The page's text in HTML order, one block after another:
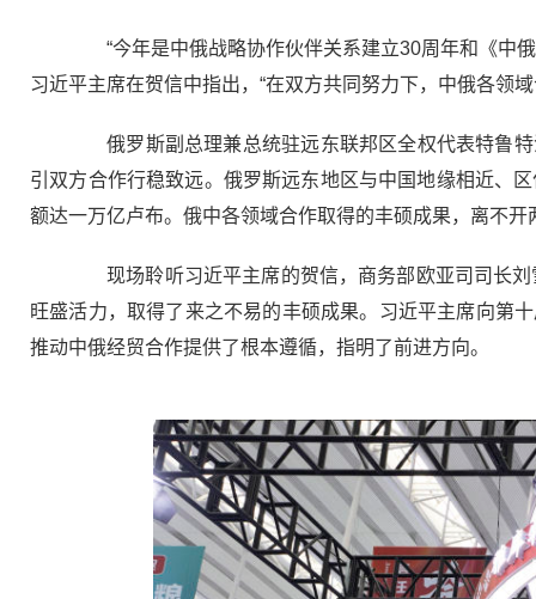
“今年是中俄战略协作伙伴关系建立30周年和《中俄
习近平主席在贺信中指出，“在双方共同努力下，中俄各领
俄罗斯副总理兼总统驻远东联邦区全权代表特鲁特
引双方合作行稳致远。俄罗斯远东地区与中国地缘相近、
额达一万亿卢布。俄中各领域合作取得的丰硕成果，离不
现场聆听习近平主席的贺信，商务部欧亚司司长刘
旺盛活力，取得了来之不易的丰硕成果。习近平主席向第
推动中俄经贸合作提供了根本遵循，指明了前进方向。